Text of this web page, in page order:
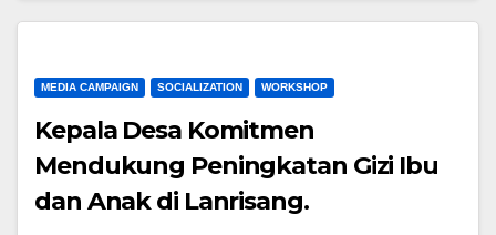
MEDIA CAMPAIGN SOCIALIZATION WORKSHOP
Kepala Desa Komitmen
Mendukung Peningkatan Gizi Ibu
dan Anak di Lanrisang.